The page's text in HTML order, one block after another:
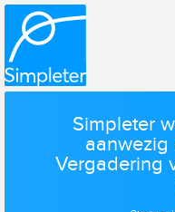
Simpleter
Vergadering